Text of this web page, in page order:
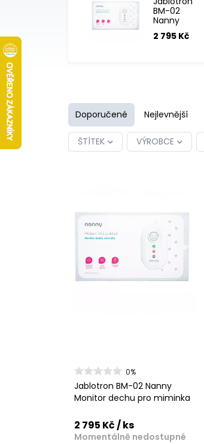
BM-02
Nanny
Monitor
dechu pro
2 795 Kč
Doporučené Nejlevnější
ŠTÍTEK VÝROBCE
0%
Jablotron BM-02 Nanny
Monitor dechu pro miminka
2 795 Kč/ ks
Momentálně nedostupné